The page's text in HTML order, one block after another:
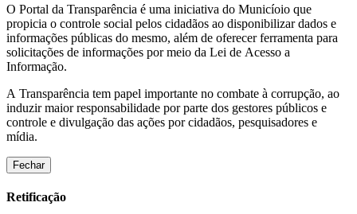
O Portal da Transparência é uma iniciativa do Municíoio que
propicia o controle social pelos cidadãos ao disponibilizar dados e
informações públicas do mesmo, além de oferecer ferramenta para
solicitações de informações por meio da Lei de Acesso a
Informação.
A Transparência tem papel importante no combate à corrupção, ao
induzir maior responsabilidade por parte dos gestores públicos e
controle e divulgação das ações por cidadãos, pesquisadores e
mídia.
Fechar
Retificação